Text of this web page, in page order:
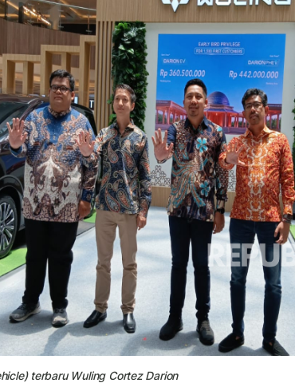
terbaru Wuling Cortez Darion